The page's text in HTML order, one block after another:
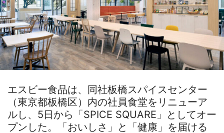
エスビー食品は、同社板橋スパイスセンター
（東京都板橋区）内の社員食堂をリニューア
ルし、5日から「SPICE SQUARE」としてオー
プンした。「おいしさ」と「健康」を届ける